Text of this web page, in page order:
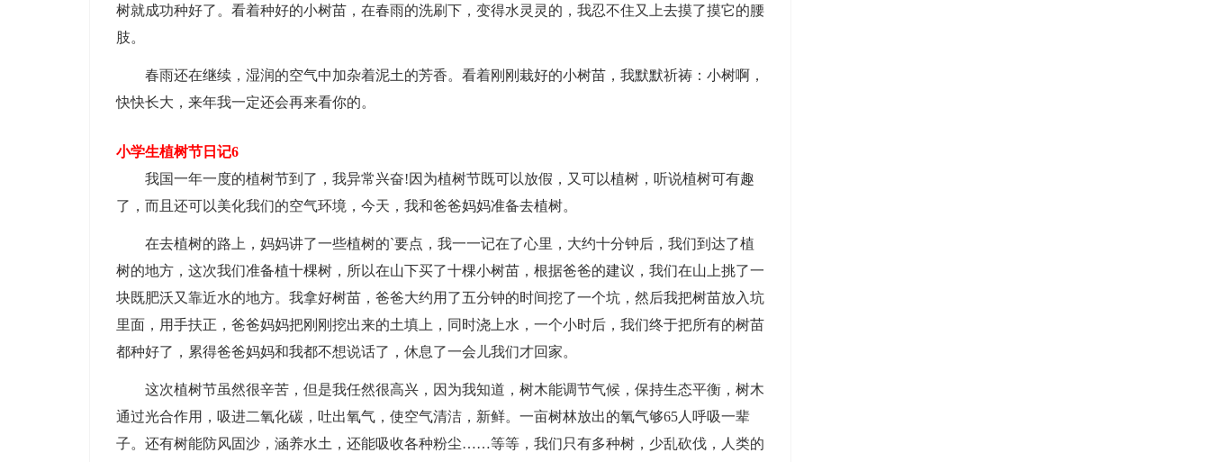
树就成功种好了。看着种好的小树苗，在春雨的洗刷下，变得水灵灵的，我忍不住又上去摸了摸它的腰
肢。
春雨还在继续，湿润的空气中加杂着泥土的芳香。看着刚刚栽好的小树苗，我默默祈祷：小树啊，
快快长大，来年我一定还会再来看你的。
小学生植树节日记6
我国一年一度的植树节到了，我异常兴奋!因为植树节既可以放假，又可以植树，听说植树可有趣
了，而且还可以美化我们的空气环境，今天，我和爸爸妈妈准备去植树。
在去植树的路上，妈妈讲了一些植树的`要点，我一一记在了心里，大约十分钟后，我们到达了植
树的地方，这次我们准备植十棵树，所以在山下买了十棵小树苗，根据爸爸的建议，我们在山上挑了一
块既肥沃又靠近水的地方。我拿好树苗，爸爸大约用了五分钟的时间挖了一个坑，然后我把树苗放入坑
里面，用手扶正，爸爸妈妈把刚刚挖出来的土填上，同时浇上水，一个小时后，我们终于把所有的树苗
都种好了，累得爸爸妈妈和我都不想说话了，休息了一会儿我们才回家。
这次植树节虽然很辛苦，但是我任然很高兴，因为我知道，树木能调节气候，保持生态平衡，树木
通过光合作用，吸进二氧化碳，吐出氧气，使空气清洁，新鲜。一亩树林放出的氧气够65人呼吸一辈
子。还有树能防风固沙，涵养水土，还能吸收各种粉尘……等等，我们只有多种树，少乱砍伐，人类的